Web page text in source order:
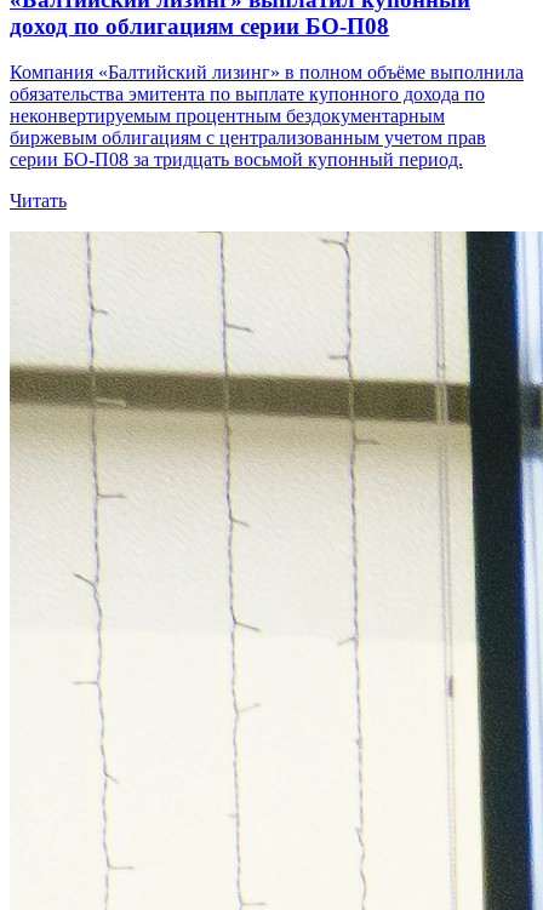
доход по облигациям серии БО-П08
Компания «Балтийский лизинг» в полном объёме выполнила
обязательства эмитента по выплате купонного дохода по
неконвертируемым процентным бездокументарным
биржевым облигациям с централизованным учетом прав
серии БО-П08 за тридцать восьмой купонный период.
Читать